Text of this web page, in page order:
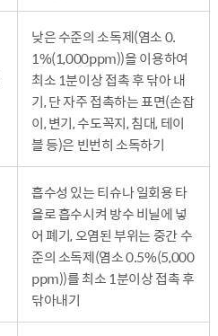
낮은 수준의 소독제(염소 0.
1%(1,000ppm))을 이용하여
최소 1분이상 접촉 후 닦아 내
기, 단 자주 접촉하는 표면(손잡
이, 변기, 수도꼭지, 침대, 테이
블 등)은 빈번히 소독하기
흡수성 있는 티슈나 일회용 타
올로 흡수시켜 방수 비닐에 넣
어 폐기, 오염된 부위는 중간 수
준의 소독제(염소 0.5%(5,000
ppm))를 최소 1분이상 접촉 후
닦아내기